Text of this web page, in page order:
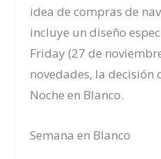
idea de compras de
incluye un diseño
Friday (27 de
novedades, la decisión
Noche en Blanco.
Semana en Blanco